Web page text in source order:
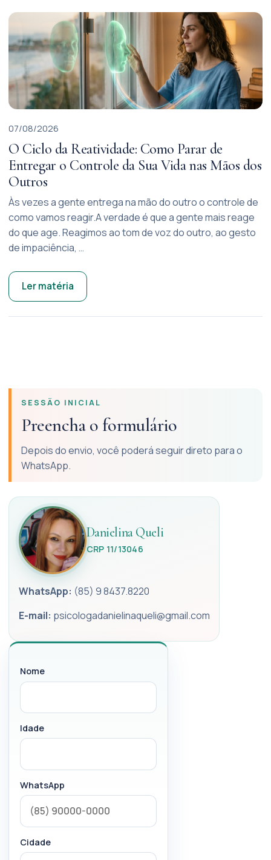
07/08/2026
O Ciclo da Reatividade: Como Parar de
Entregar o Controle da Sua Vida nas Mãos dos
Outros
Às vezes a gente entrega na mão do outro o controle de
como vamos reagir.​A verdade é que a gente mais reage
do que age. Reagimos ao tom de voz do outro, ao gesto
de impaciência, …
Ler matéria
SESSÃO INICIAL
Preencha o formulário
Depois do envio, você poderá seguir direto para o
WhatsApp.
Danielina Queli
CRP 11/13046
WhatsApp: (85) 9 8437.8220
E-mail: psicologadanielinaqueli@gmail.com
Nome
Idade
WhatsApp
Cidade